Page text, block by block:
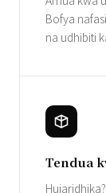
Bofya
na udhibiti
Tendua